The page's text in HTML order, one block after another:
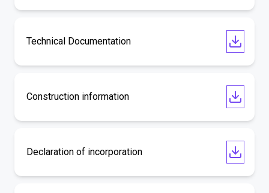
Technical Documentation
Construction information
Declaration of incorporation